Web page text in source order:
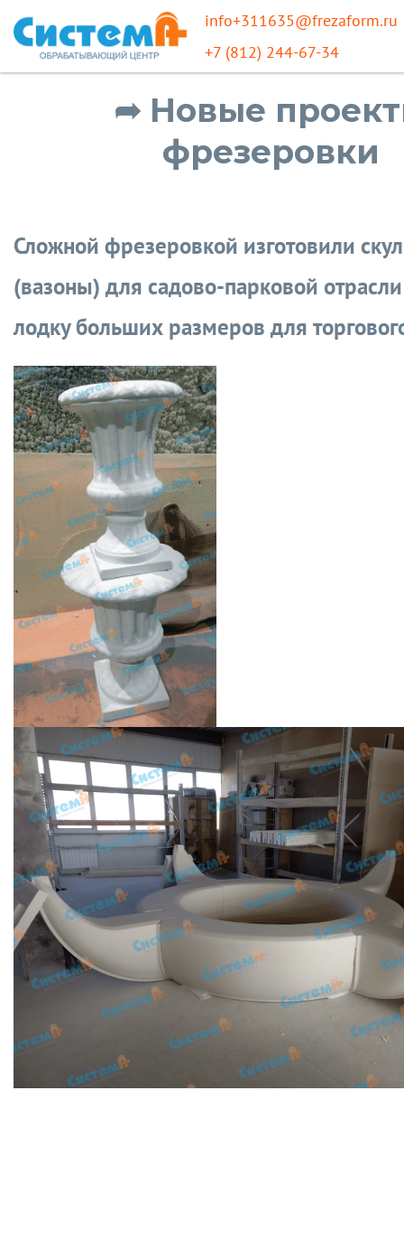
info+311635@frezaform.ru
+7 (812) 244-67-34
➦ Новые
фрезеровки
Сложной фрезеровкой изготовили
(вазоны) для садово-парковой
лодку больших размеров для